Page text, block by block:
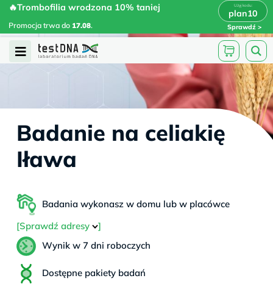
Skip
content
🔥Trombofilia wrodzona 10% taniej
Promocja trwa do 17.08.
plan10
Sprawdź
🔥Trombofilia wrodzona 10% taniej
plan10 x
Open
Badanie na celiakię
Iława
Badania wykonasz w domu lub w placówce
[Sprawdź adresy
]
Wynik w 7 dni roboczych
Dostępne pakiety badań